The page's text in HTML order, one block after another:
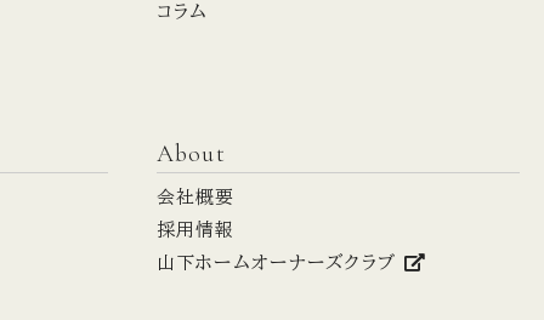
コラム
About
会社概要
採用情報
山下ホームオーナーズクラブ